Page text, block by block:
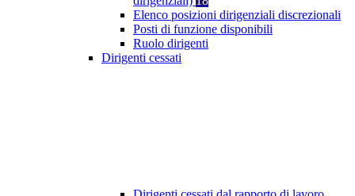
Elenco posizioni dirigenziali discrezionali
Posti di funzione disponibili
Ruolo dirigenti
Dirigenti cessati